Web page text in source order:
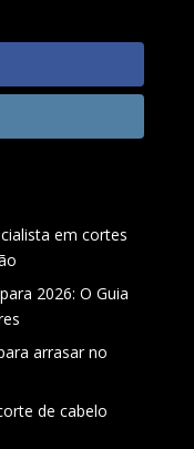
em cortes
2026: O Guia
arrasar no
de cabelo